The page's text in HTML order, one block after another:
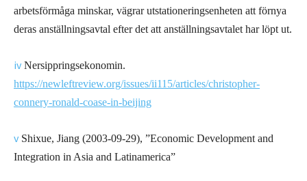
arbetsförmåga minskar, vägrar utstationeringsenheten att förnya
deras anställningsavtal efter det att anställningsavtalet har löpt ut.
iv Nersippringsekonomin.
https://newleftreview.org/issues/ii115/articles/christopher-
connery-ronald-coase-in-beijing
v Shixue, Jiang (2003-09-29), ”Economic Development and
Integration in Asia and Latinamerica”